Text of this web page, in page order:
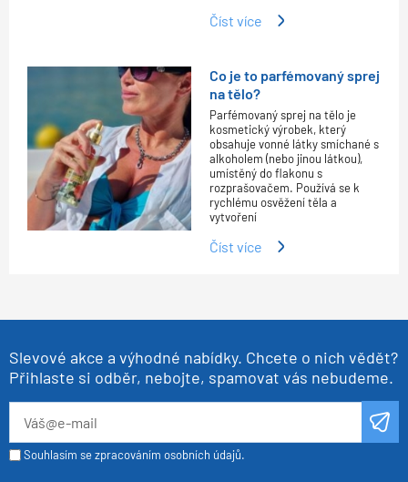
Číst více
Co je to parfémovaný sprej
na tělo?
Parfémovaný sprej na tělo je
kosmetický výrobek, který
obsahuje vonné látky smíchané s
alkoholem (nebo jinou látkou),
umístěný do flakonu s
rozprašovačem. Používá se k
rychlému osvěžení těla a
vytvoření
Číst více
Slevové akce a výhodné nabídky. Chcete o nich vědět?
Přihlaste si odběr, nebojte, spamovat vás nebudeme.
Souhlasím se zpracováním osobních údajů.